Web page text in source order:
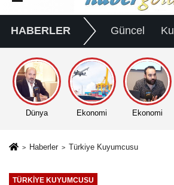
HABERLER Güncel
Dünya Ekonomi Ekonomi
Haberler Türkiye Kuyumcusu
TÜRKIYE KUYUMCUSU